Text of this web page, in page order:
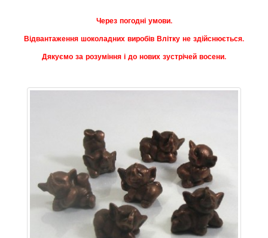
Через погодні умови.
Відвантаження шоколадних виробів Влітку не здійснюється.
Дякуємо за розуміння і до нових зустрічей восени.